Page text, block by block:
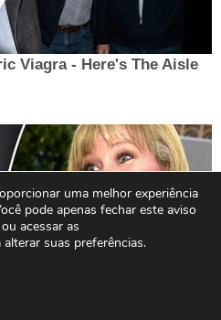
uma melhor experiência
pode apenas fechar este aviso
acessar as
alterar suas preferências.